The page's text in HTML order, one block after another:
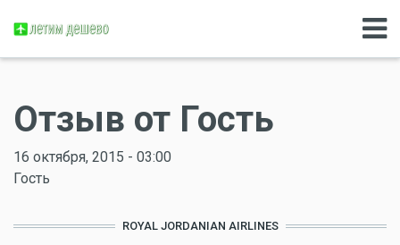
Отзыв от Гость
16 октября, 2015 - 03:00
Гость
ROYAL JORDANIAN AIRLINES